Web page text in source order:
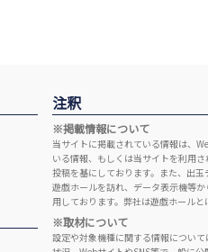
注釈
※掲載情報について
当サイトに掲載されている情報は、
いる情報、もしくは当サイトを利用
投稿を基にしております。また、出
遊戯ホールを訪れ、データ表示機等
用しております。弊社は遊戯ホール
※取材について
設定や対象機種に関する情報につい